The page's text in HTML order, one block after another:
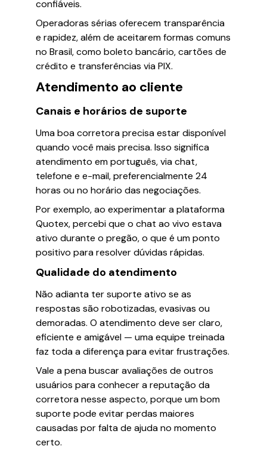
confiáveis.
Operadoras sérias oferecem transparência
e rapidez, além de aceitarem formas comuns
no Brasil, como boleto bancário, cartões de
crédito e transferências via PIX.
Atendimento ao cliente
Canais e horários de suporte
Uma boa corretora precisa estar disponível
quando você mais precisa. Isso significa
atendimento em português, via chat,
telefone e e-mail, preferencialmente 24
horas ou no horário das negociações.
Por exemplo, ao experimentar a plataforma
Quotex, percebi que o chat ao vivo estava
ativo durante o pregão, o que é um ponto
positivo para resolver dúvidas rápidas.
Qualidade do atendimento
Não adianta ter suporte ativo se as
respostas são robotizadas, evasivas ou
demoradas. O atendimento deve ser claro,
eficiente e amigável — uma equipe treinada
faz toda a diferença para evitar frustrações.
Vale a pena buscar avaliações de outros
usuários para conhecer a reputação da
corretora nesse aspecto, porque um bom
suporte pode evitar perdas maiores
causadas por falta de ajuda no momento
certo.